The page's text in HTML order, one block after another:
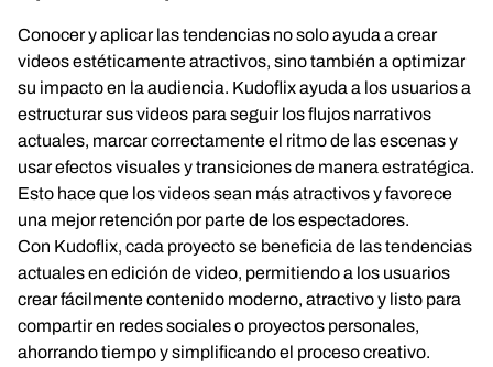
Conocer y aplicar las tendencias no solo ayuda a crear
videos estéticamente atractivos, sino también a optimizar
su impacto en la audiencia. Kudoflix ayuda a los usuarios a
estructurar sus videos para seguir los flujos narrativos
actuales, marcar correctamente el ritmo de las escenas y
usar efectos visuales y transiciones de manera estratégica.
Esto hace que los videos sean más atractivos y favorece
una mejor retención por parte de los espectadores.
Con Kudoflix, cada proyecto se beneficia de las tendencias
actuales en edición de video, permitiendo a los usuarios
crear fácilmente contenido moderno, atractivo y listo para
compartir en redes sociales o proyectos personales,
ahorrando tiempo y simplificando el proceso creativo.